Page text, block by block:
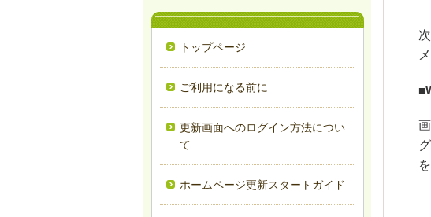
トップページ
ご利用になる前に
更新画面へのログイン方法につい
て
ホームページ更新スタートガイド